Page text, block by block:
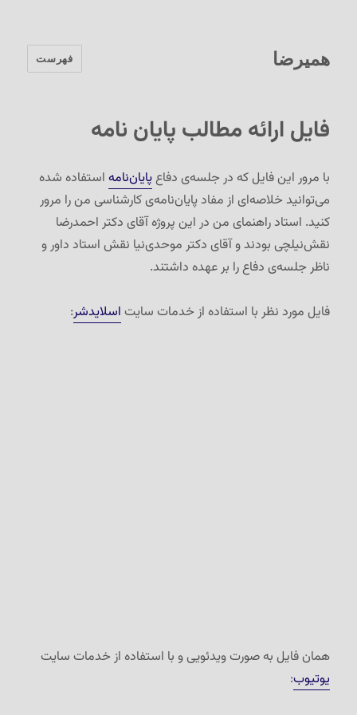
همیرضا فهرست
فایل ارائه مطالب پایان نامه
با مرور این فایل که در جلسه‌‌ی دفاعپایان‌نامه استفاده شده
می‌توانید خلاصه‌ای از مفاد پایان‌نامه‌ی کارشناسی من را مرور
کنید. استاد راهنمای من در این پروژه آقای دکتر احمدرضا
نقش‌نیلچی بودند و آقای دکتر موحدی‌نیا نقش استاد داور و
ناظر جلسه‌ی دفاع را بر عهده داشتند.
فایل مورد نظر با استفاده از خدمات سایت اسلایدشر:
همان فایل به صورت ویدئویی و با استفاده از خدمات سایت
یوتیوب: